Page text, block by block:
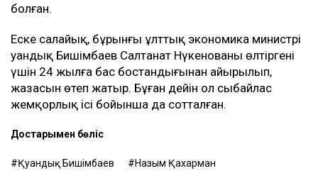
болған.
Еске салайық, бұрынғы ұлттық экономика министрі
Қуандық Бишімбаев Салтанат Нүкенованы өлтіргені
үшін 24 жылға бас бостандығынан айырылып,
жазасын өтеп жатыр. Бұған дейін ол сыбайлас
жемқорлық ісі бойынша да сотталған.
Достарыңмен бөліс
Қуандық Бишімбаев Назым Қахарман